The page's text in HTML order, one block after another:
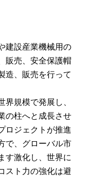
建設産業機械用の
販売、安全保護帽
造、販売を行って
規模で発展し、
の柱へと成長させ
ロジェクトが推進
で、グローバル市
す激化し、世界に
スト力の強化は避